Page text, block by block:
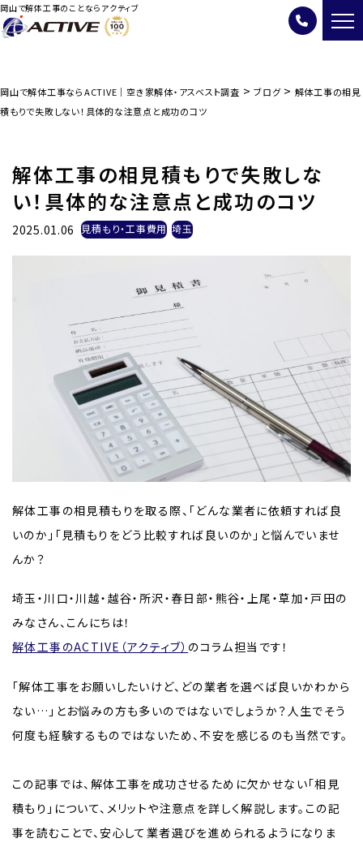
岡山で解体工事のことならアクティブ
岡山で解体工事ならACTIVE｜空き家解体・アスベスト調査 > ブログ> 解体工事の相見
積もりで失敗しない！具体的な注意点と成功のコツ
解体工事の相見積もりで失敗しな
い！具体的な注意点と成功のコツ
2025.01.06 見積もり・工事費用 埼玉
解体工事の相見積もりを取る際、「どんな業者に依頼すれば良
いのか」「見積もりをどう比較すれば良いのか」と悩んでいませ
んか？
埼玉・川口・川越・越谷・所沢・春日部・熊谷・上尾・草加・戸田の
みなさん、こんにちは！
解体工事のACTIVE（アクティブ） のコラム担当です！
「解体工事をお願いしたいけど、どの業者を選べば良いかわから
ない…」とお悩みの方も多いのではないでしょうか？人生でそう
何度も経験するものではないため、不安を感じるのも当然です。
この記事では、解体工事を成功させるために欠かせない「相見
積もり」について、メリットや注意点を詳しく解説します。この記
事を読むことで、安心して業者選びを進められるようになりま